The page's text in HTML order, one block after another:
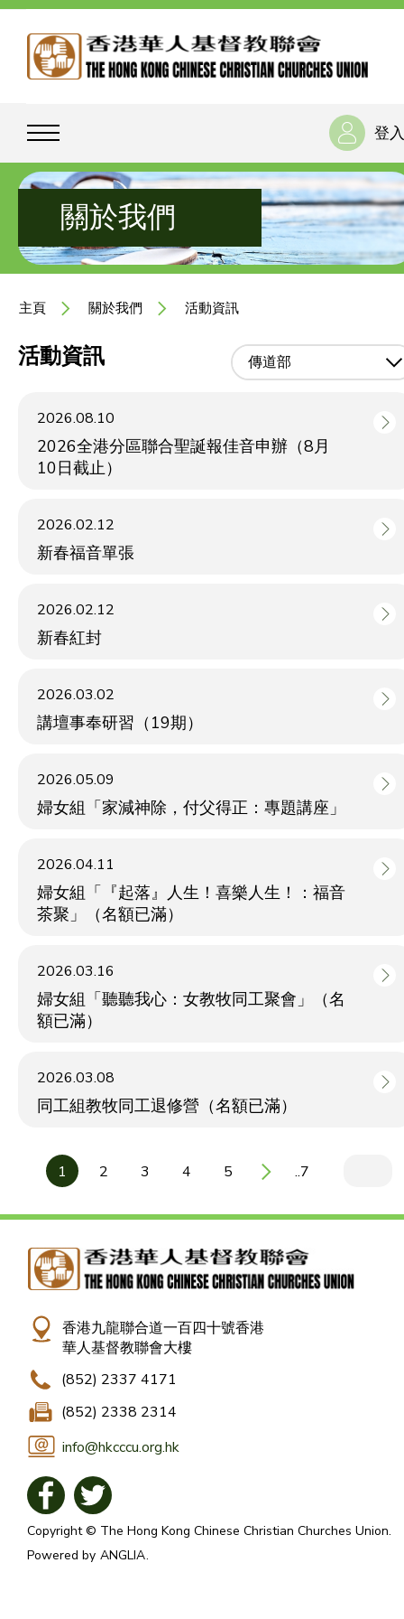
登入
關於我們
主頁 關於我們 活動資訊
活動資訊 傳道部
2026.08.10
2026全港分區聯合聖誕報佳音申辦（8月
10日截止）
2026.02.12
新春福音單張
2026.02.12
新春紅封
2026.03.02
講壇事奉研習（19期）
2026.05.09
婦女組「家減神除，付父得正：專題講座」
2026.04.11
婦女組「『起落』人生！喜樂人生！：福音
茶聚」（名額已滿）
2026.03.16
婦女組「聽聽我心：女教牧同工聚會」（名
額已滿）
2026.03.08
同工組教牧同工退修營（名額已滿）
1 2 3 4 5 ..7
香港九龍聯合道一百四十號香港
華人基督教聯會大樓
(852) 2337 4171
(852) 2338 2314
info@hkcccu.org.hk
Copyright © The Hong Kong Chinese Christian Churches Union.
Powered by ANGLIA.